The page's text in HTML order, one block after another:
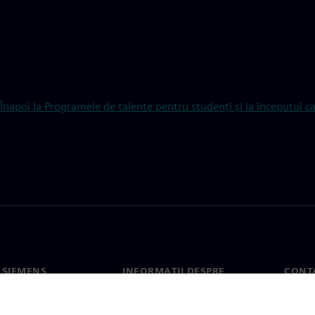
Înapoi la Programele de talente pentru studenți și la începutul
SIEMENS
INFORMAȚII DESPRE